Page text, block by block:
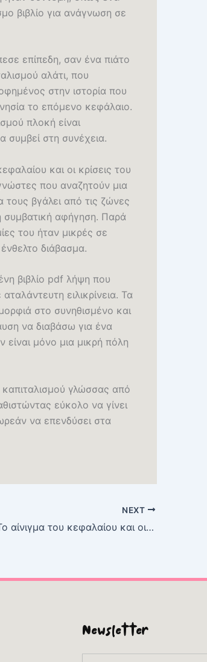
βιβλίο για ανάγνωση σε
επίπεδη, σαν ένα πιάτο
αλάτι, που
στην ιστορία που
το επόμενο κεφάλαιο.
πλοκή είναι
συμβεί στη συνέχεια.
και οι κρίσεις του
που αναζητούν μια
τους βγάλει από τις ζώνες
συμβατική αφήγηση. Παρά
του ήταν μικρές σε
διάβασμα.
βιβλίο pdf λήψη που
ειλικρίνεια. Τα
στο συνηθισμένο και
να διαβάσω για ένα
μόνο μια μικρή πόλη
καπιταλισμού γλώσσας από
εύκολο να γίνει
να επενδύσει στα
NEXT
Το αίνιγμα του κεφαλαίου και οι κρίσεις του καπιταλισμού | Αρχεία PDF για Δωρεάν Λήψη
Newsletter